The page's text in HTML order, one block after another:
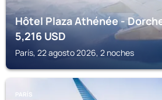
Hôtel Plaza Athénée -
5,216 USD
París, 22 agosto 2026, 2 noches
PARÍS